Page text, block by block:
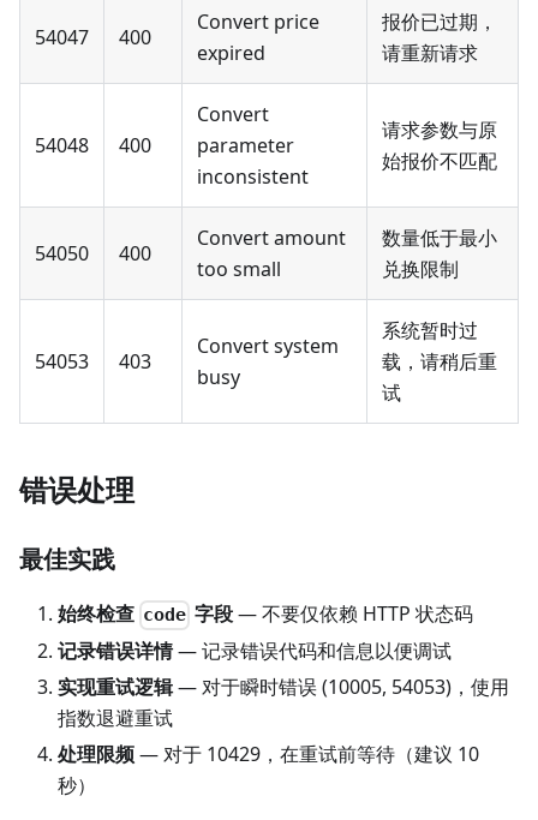
54047 400
Convert price
expired
报价已过期，
请重新请求
54048 400
Convert
parameter
inconsistent
请求参数与原
始报价不匹配
54050 400
Convert amount
too small
数量低于最小
兑换限制
54053 403
Convert system
busy
系统暂时过
载，请稍后重
试
错误处理
最佳实践
始终检查 code 字段— 不要仅依赖 HTTP 状态码
记录错误详情— 记录错误代码和信息以便调试
实现重试逻辑— 对于瞬时错误 (10005, 54053)，使用
指数退避重试
处理限频— 对于 10429，在重试前等待（建议 10
秒）